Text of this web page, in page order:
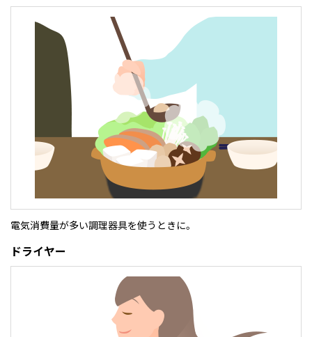
電気消費量が多い調理器具を使うときに。
ドライヤー